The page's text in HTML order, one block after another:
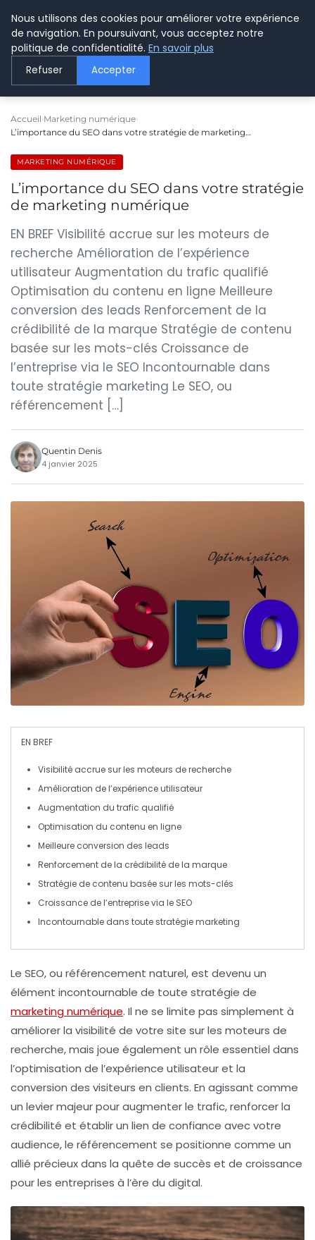
LE WEBMARKETING
Accueil Marketing numérique
L’importance du SEO dans votre stratégie de marketing…
MARKETING NUMÉRIQUE
L’importance du SEO dans votre stratégie
de marketing numérique
EN BREF Visibilité accrue sur les moteurs de
recherche Amélioration de l’expérience
utilisateur Augmentation du trafic qualifié
Optimisation du contenu en ligne Meilleure
conversion des leads Renforcement de la
crédibilité de la marque Stratégie de contenu
basée sur les mots-clés Croissance de
l’entreprise via le SEO Incontournable dans
toute stratégie marketing Le SEO, ou
référencement […]
Quentin Denis
4 janvier 2025
EN BREF
Visibilité accrue sur les moteurs de recherche
Amélioration de l’expérience utilisateur
Augmentation du trafic qualifié
Optimisation du contenu en ligne
Meilleure conversion des leads
Renforcement de la crédibilité de la marque
Stratégie de contenu basée sur les mots-clés
Croissance de l’entreprise via le SEO
Incontournable dans toute stratégie marketing
Le SEO, ou référencement naturel, est devenu un
élément incontournable de toute stratégie de
marketing numérique. Il ne se limite pas simplement à
améliorer la visibilité de votre site sur les moteurs de
recherche, mais joue également un rôle essentiel dans
l’optimisation de l’expérience utilisateuret la
conversion des visiteurs en clients. En agissant comme
un levier majeur pour augmenter le trafic, renforcer la
crédibilité et établir un lien de confiance avec votre
audience, le référencement se positionne comme un
allié précieux dans la quête de succès et de croissance
pour les entreprises à l’ère du digital.
Nous utilisons des cookies pour améliorer votre expérience
de navigation. En poursuivant, vous acceptez notre
politique de confidentialité. En savoir plus
Refuser Accepter